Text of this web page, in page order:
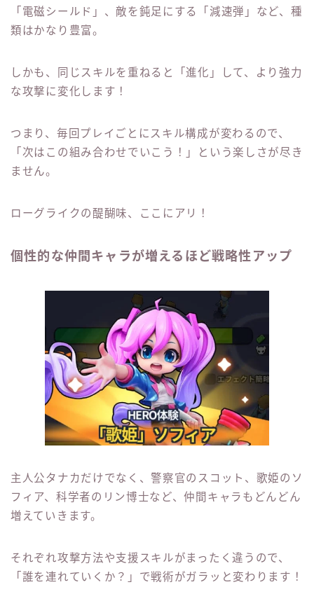
「電磁シールド」、敵を鈍足にする「減速弾」など、種
類はかなり豊富。
しかも、同じスキルを重ねると「進化」して、より強力
な攻撃に変化します！
つまり、毎回プレイごとにスキル構成が変わるので、
「次はこの組み合わせでいこう！」という楽しさが尽き
ません。
ローグライクの醍醐味、ここにアリ！
個性的な仲間キャラが増えるほど戦略性アップ
主人公タナカだけでなく、警察官のスコット、歌姫のソ
フィア、科学者のリン博士など、仲間キャラもどんどん
増えていきます。
それぞれ攻撃方法や支援スキルがまったく違うので、
「誰を連れていくか？」で戦術がガラッと変わります！